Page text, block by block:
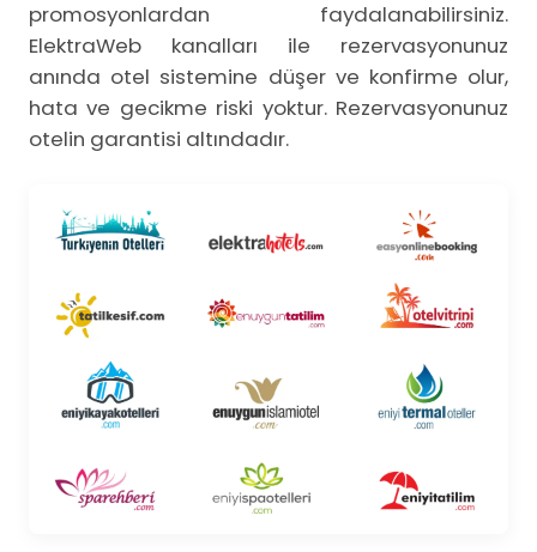
promosyonlardan faydalanabilirsiniz.
ElektraWeb kanalları ile rezervasyonunuz
anında otel sistemine düşer ve konfirme olur,
hata ve gecikme riski yoktur. Rezervasyonunuz
otelin garantisi altındadır.